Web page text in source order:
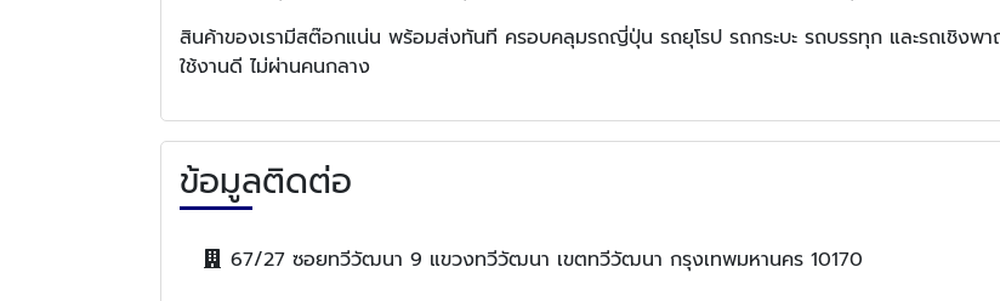
สินค้าของเรามีสต๊อกแน่น พร้อมส่งทันที ครอบคลุมรถญี่ปุ่น รถยุโรป รถกระบะ รถบรรทุก และรถเชิงพ
ใช้งานดี ไม่ผ่านคนกลาง
ข้อมูลติดต่อ
67/27 ซอยทวีวัฒนา 9 แขวงทวีวัฒนา เขตทวีวัฒนา กรุงเทพมหานคร 10170